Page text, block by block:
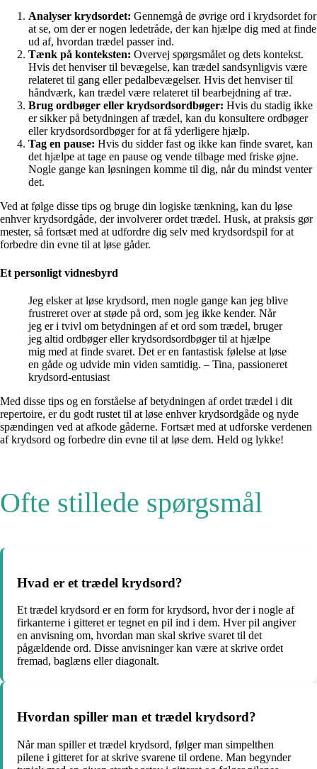
Analyser krydsordet: Gennemgå de øvrige ord i krydsordet for
at se, om der er nogen ledetråde, der kan hjælpe dig med at finde
ud af, hvordan trædel passer ind.
Tænk på konteksten: Overvej spørgsmålet og dets kontekst.
Hvis det henviser til bevægelse, kan trædel sandsynligvis være
relateret til gang eller pedalbevægelser. Hvis det henviser til
håndværk, kan trædel være relateret til bearbejdning af træ.
Brug ordbøger eller krydsordsordbøger: Hvis du stadig ikke
er sikker på betydningen af trædel, kan du konsultere ordbøger
eller krydsordsordbøger for at få yderligere hjælp.
Tag en pause: Hvis du sidder fast og ikke kan finde svaret, kan
det hjælpe at tage en pause og vende tilbage med friske øjne.
Nogle gange kan løsningen komme til dig, når du mindst venter
det.
Ved at følge disse tips og bruge din logiske tænkning, kan du løse
enhver krydsordgåde, der involverer ordet trædel. Husk, at praksis gør
mester, så fortsæt med at udfordre dig selv med krydsordspil for at
forbedre din evne til at løse gåder.
Et personligt vidnesbyrd
Jeg elsker at løse krydsord, men nogle gange kan jeg blive
frustreret over at støde på ord, som jeg ikke kender. Når
jeg er i tvivl om betydningen af et ord som trædel, bruger
jeg altid ordbøger eller krydsordsordbøger til at hjælpe
mig med at finde svaret. Det er en fantastisk følelse at løse
en gåde og udvide min viden samtidig. – Tina, passioneret
krydsord-entusiast
Med disse tips og en forståelse af betydningen af ordet trædel i dit
repertoire, er du godt rustet til at løse enhver krydsordgåde og nyde
spændingen ved at afkode gåderne. Fortsæt med at udforske verdenen
af krydsord og forbedre din evne til at løse dem. Held og lykke!
Ofte stillede spørgsmål
Hvad er et trædel krydsord?
Et trædel krydsord er en form for krydsord, hvor der i nogle af
firkanterne i gitteret er tegnet en pil ind i dem. Hver pil angiver
en anvisning om, hvordan man skal skrive svaret til det
pågældende ord. Disse anvisninger kan være at skrive ordet
fremad, baglæns eller diagonalt.
Hvordan spiller man et trædel krydsord?
Når man spiller et trædel krydsord, følger man simpelthen
pilene i gitteret for at skrive svarene til ordene. Man begynder